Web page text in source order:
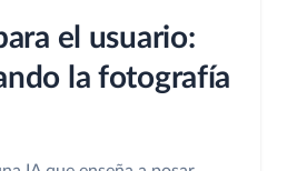
el usuario:
la fotografía